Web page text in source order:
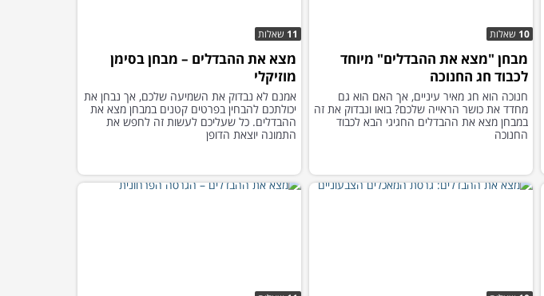
10 שאלות
מבחן "מצא את ההבדלים" מיוחד
לכבוד חג החנוכה
חנוכה הוא חג מאיר עיניים, אך האם הוא גם
מחדד את כושר הראייה שלכם? בואו ונבדוק את זה
במבחן מצא את ההבדלים החגיגי הבא לכבוד
החנוכה
11 שאלות
מצא את ההבדלים – מבחן בסימן
מוזיקלי
אמנם לא נבדוק את השמיעה שלכם, אך נבחן את
יכולתכם להבחין בפרטים קטנים במבחן מצא את
ההבדלים. כל שעליכם לעשות זה לחפש את
התמונה יוצאת הדופן